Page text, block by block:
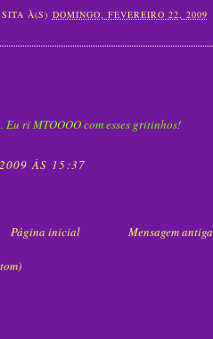
À(S) DOMINGO, FEVEREIRO 22, 2009
Eu ri MTOOOO com esses gritinhos!
ÀS 15:37
Mensagem antiga
Página inicial